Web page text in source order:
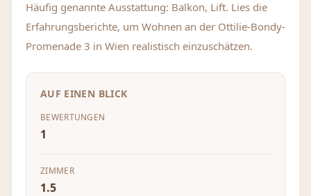
Häufig genannte Ausstattung: Balkon, Lift. Lies die
Erfahrungsberichte, um Wohnen an der Ottilie-Bondy-
Promenade 3 in Wien realistisch einzuschätzen.
AUF EINEN BLICK
BEWERTUNGEN
1
ZIMMER
1.5